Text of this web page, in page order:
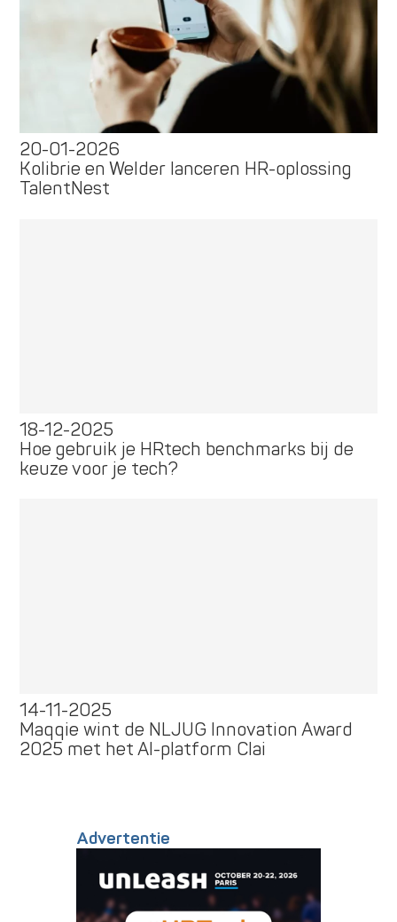
20-01-2026
Kolibrie en Welder lanceren HR-oplossing
TalentNest
18-12-2025
Hoe gebruik je HRtech benchmarks bij de
keuze voor je tech?
14-11-2025
Maqqie wint de NLJUG Innovation Award
2025 met het AI-platform Clai
Advertentie